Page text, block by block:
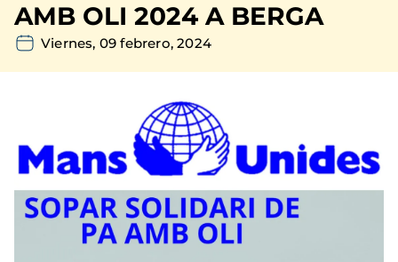
AMB OLI 2024 A BERGA
Viernes, 09 febrero, 2024